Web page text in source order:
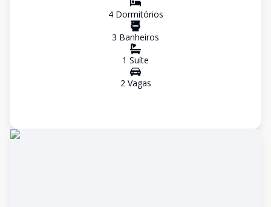
4Dormitórios
3 Banheiros
1 Suíte
2Vagas